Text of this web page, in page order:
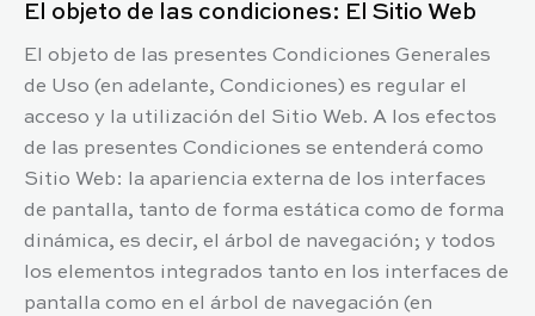
El objeto de las condiciones: El Sitio Web
El objeto de las presentes Condiciones Generales
de Uso (en adelante, Condiciones) es regular el
acceso y la utilización del Sitio Web. A los efectos
de las presentes Condiciones se entenderá como
Sitio Web: la apariencia externa de los interfaces
de pantalla, tanto de forma estática como de forma
dinámica, es decir, el árbol de navegación; y todos
los elementos integrados tanto en los interfaces de
pantalla como en el árbol de navegación (en